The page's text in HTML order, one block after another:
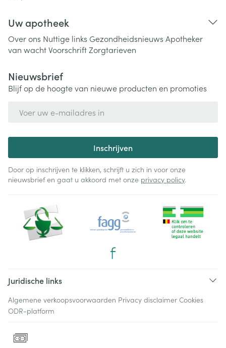
Uw apotheek
Over ons Nuttige links Gezondheidsnieuws Apotheker
van wachtVoorschriftZorgtarieven
Nieuwsbrief
Blijf op de hoogte van nieuwe producten en promoties
Inschrijven
Door op inschrijven te klikken, schrijft u zich in voor onze
nieuwsbrief en gaat u akkoord met onze privacy policy.
Juridische links
Algemene verkoopsvoorwaarden Privacy disclaimer Cookies
ODR-platform